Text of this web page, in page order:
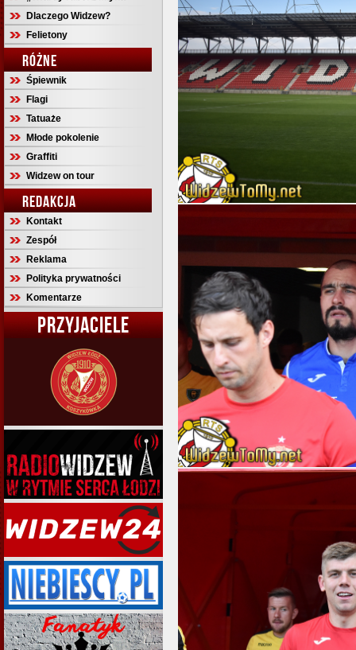
Dlaczego Widzew?
Felietony
RÓŻNE
Śpiewnik
Flagi
Tatuaże
Młode pokolenie
Graffiti
Widzew on tour
REDAKCJA
Kontakt
Zespół
Reklama
Polityka prywatności
Komentarze
PRZYJACIELE